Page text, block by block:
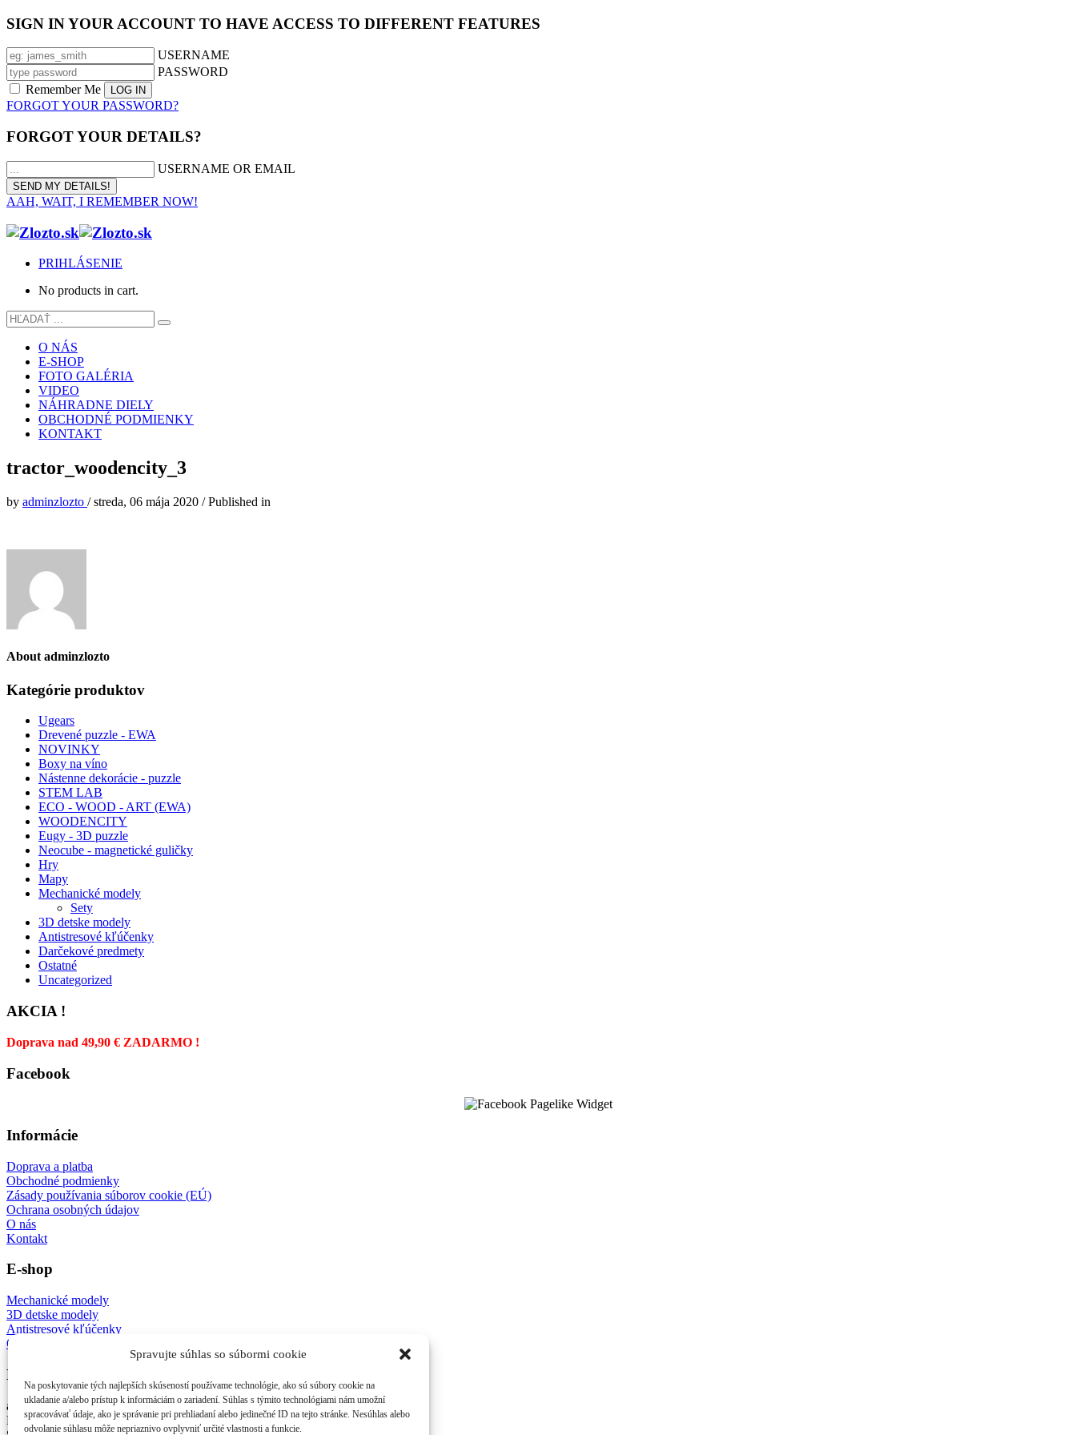
Spravujte súhlas so súbormi cookie
Na poskytovanie tých najlepších skúseností používame technológie, ako sú súbory cookie na
ukladanie a/alebo prístup k informáciám o zariadení. Súhlas s týmito technológiami nám umožní
spracovávať údaje, ako je správanie pri prehliadaní alebo jedinečné ID na tejto stránke. Nesúhlas alebo
odvolanie súhlasu môže nepriaznivo ovplyvniť určité vlastnosti a funkcie.
SIGN IN YOUR ACCOUNT TO HAVE ACCESS TO DIFFERENT FEATURES
USERNAME
PASSWORD
Remember Me
FORGOT YOUR PASSWORD?
FORGOT YOUR DETAILS?
USERNAME OR EMAIL
AAH, WAIT, I REMEMBER NOW!
PRIHLÁSENIE
No products in cart.
O NÁS
E-SHOP
FOTO GALÉRIA
VIDEO
NÁHRADNE DIELY
OBCHODNÉ PODMIENKY
KONTAKT
tractor_woodencity_3
by adminzlozto /streda, 06 mája 2020 /Published in
About adminzlozto
Kategórie produktov
Ugears
Drevené puzzle - EWA
NOVINKY
Boxy na víno
Nástenne dekorácie - puzzle
STEM LAB
ECO - WOOD - ART (EWA)
WOODENCITY
Eugy - 3D puzzle
Neocube - magnetické guličky
Hry
Mapy
Mechanické modely
Sety
3D detske modely
Antistresové kľúčenky
Darčekové predmety
Ostatné
Uncategorized
AKCIA !
Doprava nad 49,90 € ZADARMO !
Facebook
Informácie
Doprava a platba
Obchodné podmienky
Zásady používania súborov cookie (EÚ)
Ochrana osobných údajov
O nás
Kontakt
E-shop
Mechanické modely
3D detske modely
Antistresové kľúčenky
Ostatné
Kontakt
afes s.r.o.
Nejedlého 3